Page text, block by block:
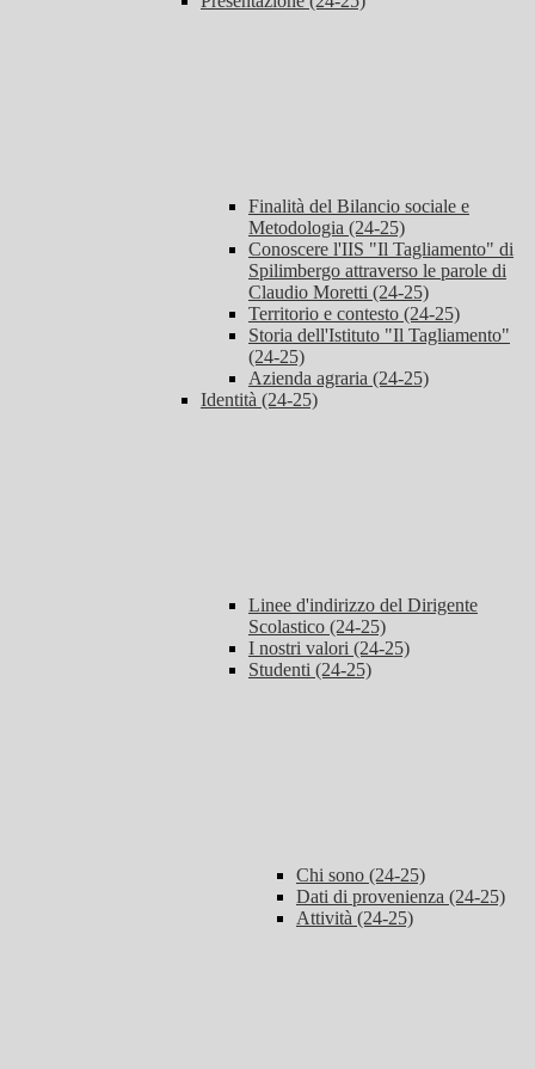
Finalità del Bilancio sociale e
Metodologia (24-25)
Conoscere l'IIS "Il Tagliamento" di
Spilimbergo attraverso le parole di
Claudio Moretti (24-25)
Territorio e contesto (24-25)
Storia dell'Istituto "Il Tagliamento"
(24-25)
Azienda agraria (24-25)
Identità (24-25)
Linee d'indirizzo del Dirigente
Scolastico (24-25)
I nostri valori (24-25)
Studenti (24-25)
Chi sono (24-25)
Dati di provenienza (24-25)
Attività (24-25)